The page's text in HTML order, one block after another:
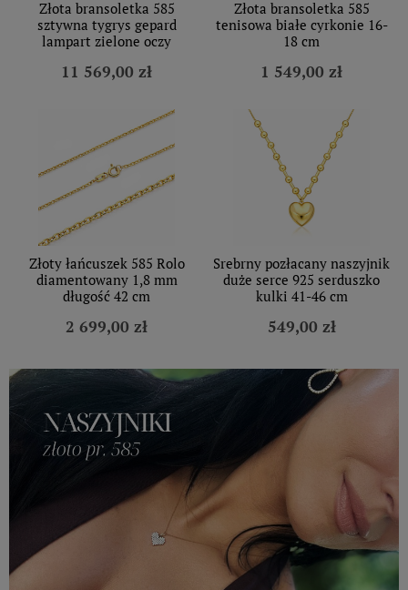
Złota bransoletka 585
sztywna tygrys gepard
lampart zielone oczy
11 569,00 zł
Złota bransoletka 585
tenisowa białe cyrkonie 16-
18 cm
1 549,00 zł
Złoty łańcuszek 585 Rolo
diamentowany 1,8 mm
długość 42 cm
2 699,00 zł
Srebrny pozłacany naszyjnik
duże serce 925 serduszko
kulki 41-46 cm
549,00 zł